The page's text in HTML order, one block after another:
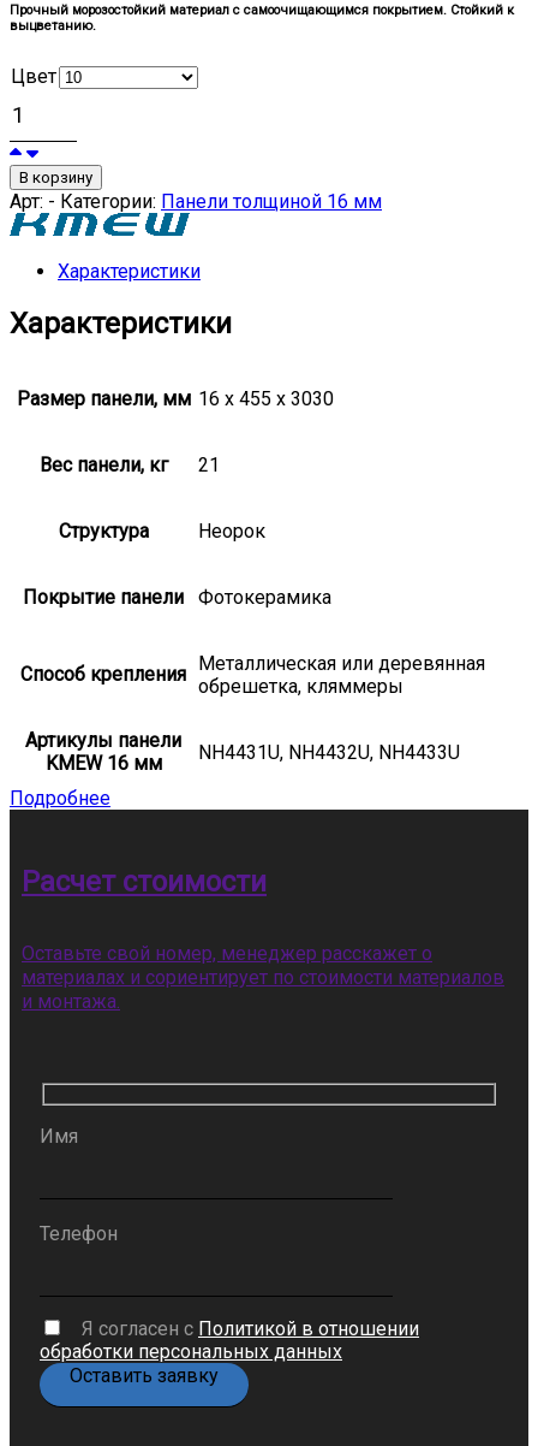
Прочный морозостойкий материал с самоочищающимся покрытием. Стойкий к
выцветанию.
Цвет
В корзину
Арт: - Категории: Панели толщиной 16 мм
Характеристики
Характеристики
Размер панели, мм 16 х 455 х 3030
Вес панели, кг 21
Структура Неорок
Покрытие панели Фотокерамика
Способ крепления Металлическая или деревянная
обрешетка, кляммеры
Артикулы панели
KMEW 16 мм
NH4431U, NH4432U, NH4433U
Подробнее
Расчет стоимости
Оставьте свой номер, менеджер расскажет о
материалах и сориентирует по стоимости материалов
и монтажа.
Имя
Телефон
Я согласен с Политикой в отношении
обработки персональных данных